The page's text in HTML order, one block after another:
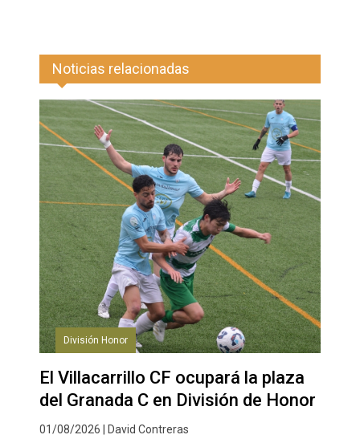
Noticias relacionadas
División Honor
El Villacarrillo CF ocupará la plaza
del Granada C en División de Honor
01/08/2026 | David Contreras